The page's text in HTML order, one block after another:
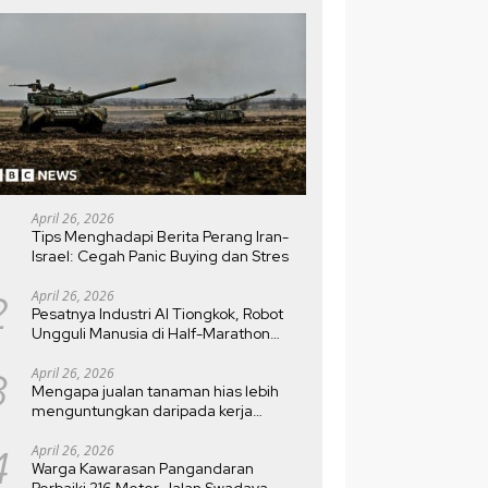
April 26, 2026
Tips Menghadapi Berita Perang Iran-
Israel: Cegah Panic Buying dan Stres
April 26, 2026
Pesatnya Industri AI Tiongkok, Robot
Ungguli Manusia di Half-Marathon
April 26, 2026
Mengapa jualan tanaman hias lebih
menguntungkan daripada kerja
April 26, 2026
Warga Kawarasan Pangandaran